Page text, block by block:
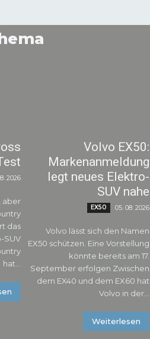
2026
aber
das
SUV
hat...
Volvo EX50:
Markenanmeldung
legt neues Elektro-
SUV nahe
EX50 05. 08. 2026
Volvo lässt sich den Namen
EX50 schützen. Eine Vorstellung
könnte bereits am 17.
September erfolgen Zwischen
dem EX40 und dem EX60 hat
Volvo in der...
Weiterlesen